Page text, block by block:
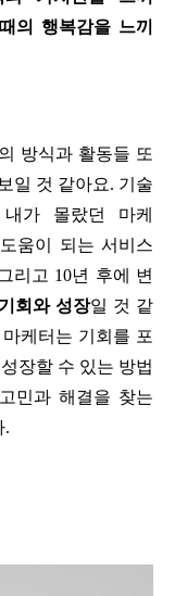
의 행복감을 느끼
방식과 활동들 또
일 것 같아요. 기술
가 몰랐던 마케
움이 되는 서비스
리고 10년 후에 변
회와 성장일 것 같
케터는 기회를 포
장할 수 있는 방법
민과 해결을 찾는
.